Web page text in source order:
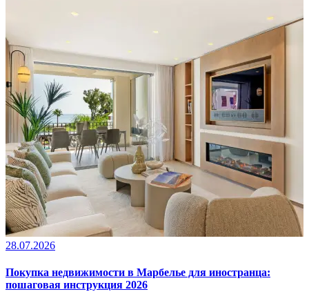
28.07.2026
Покупка недвижимости в Марбелье для иностранца:
пошаговая инструкция 2026